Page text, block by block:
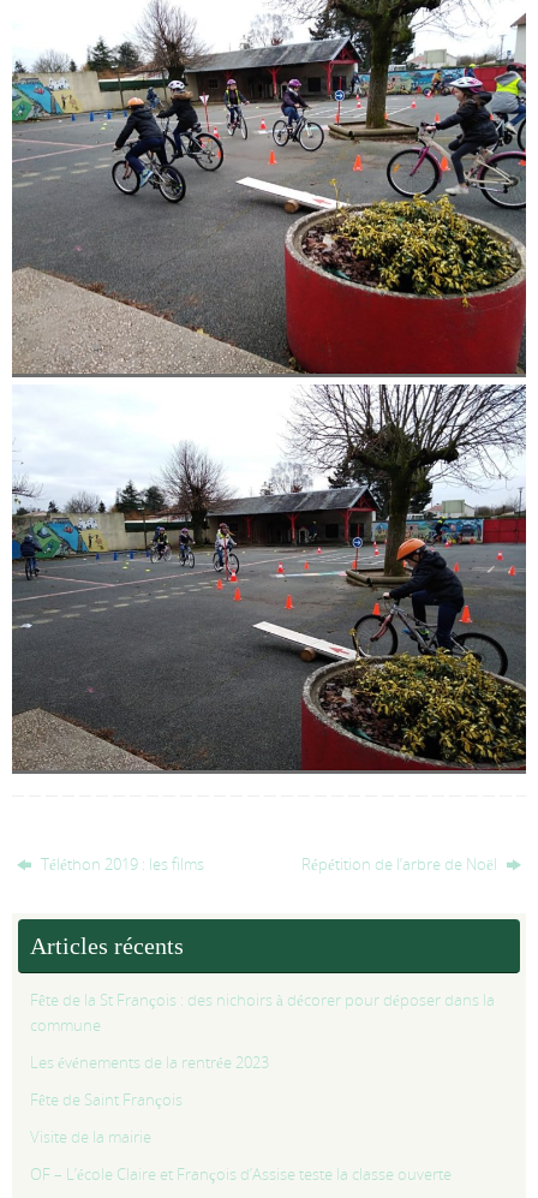
Téléthon 2019 : les films Répétition de l’arbre de Noël
Articles récents
Fête de la St François : des nichoirs à décorer pour déposer dans la
commune
Les événements de la rentrée 2023
Fête de Saint François
Visite de la mairie
OF – L’école Claire et François d’Assise teste la classe ouverte